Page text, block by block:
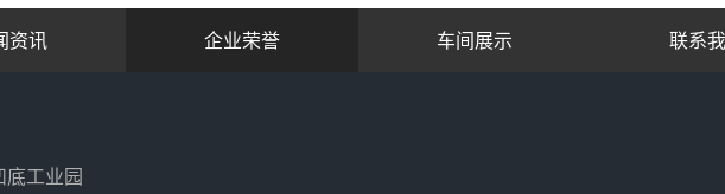
资讯 企业荣誉 车间展示 联系
底工业园